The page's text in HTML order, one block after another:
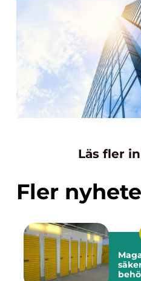
Läs fler
Fler